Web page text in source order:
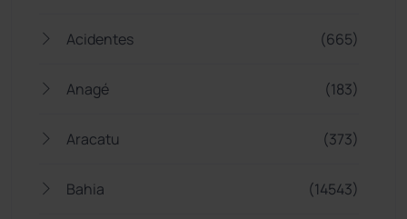
Acidentes (665)
Anagé (183)
Aracatu (373)
Bahia (14543)